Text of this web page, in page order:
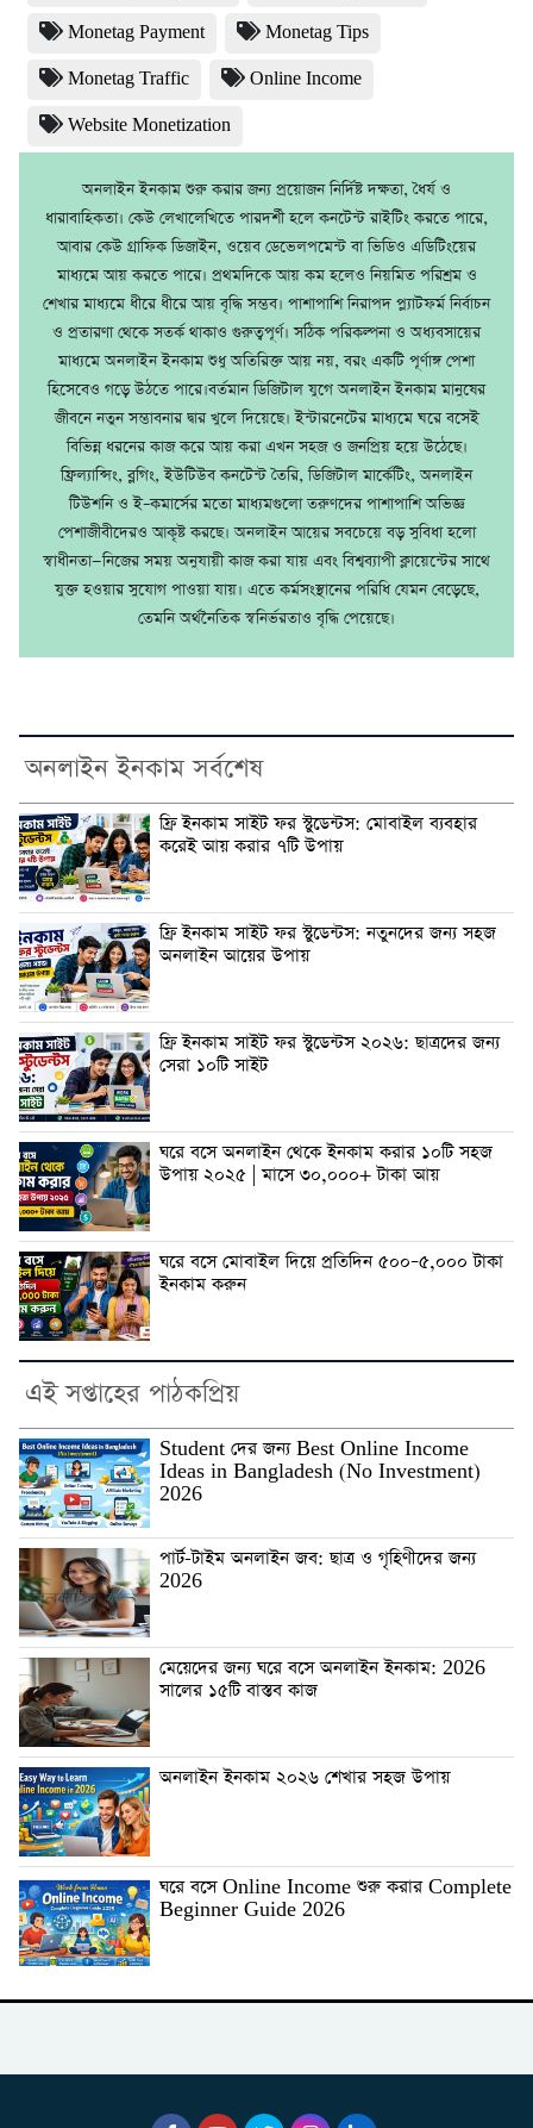
Monetag Payment Monetag Tips
Monetag Traffic Online Income
Website Monetization
অনলাইন ইনকাম শুরু করার জন্য প্রয়োজন নির্দিষ্ট দক্ষতা, ধৈর্য ও
ধারাবাহিকতা। কেউ লেখালেখিতে পারদর্শী হলে কনটেন্ট রাইটিং করতে পারে,
আবার কেউ গ্রাফিক ডিজাইন, ওয়েব ডেভেলপমেন্ট বা ভিডিও এডিটিংয়ের
মাধ্যমে আয় করতে পারে। প্রথমদিকে আয় কম হলেও নিয়মিত পরিশ্রম ও
শেখার মাধ্যমে ধীরে ধীরে আয় বৃদ্ধি সম্ভব। পাশাপাশি নিরাপদ প্ল্যাটফর্ম নির্বাচন
ও প্রতারণা থেকে সতর্ক থাকাও গুরুত্বপূর্ণ। সঠিক পরিকল্পনা ও অধ্যবসায়ের
মাধ্যমে অনলাইন ইনকাম শুধু অতিরিক্ত আয় নয়, বরং একটি পূর্ণাঙ্গ পেশা
হিসেবেও গড়ে উঠতে পারে।বর্তমান ডিজিটাল যুগে অনলাইন ইনকাম মানুষের
জীবনে নতুন সম্ভাবনার দ্বার খুলে দিয়েছে। ইন্টারনেটের মাধ্যমে ঘরে বসেই
বিভিন্ন ধরনের কাজ করে আয় করা এখন সহজ ও জনপ্রিয় হয়ে উঠেছে।
ফ্রিল্যান্সিং, ব্লগিং, ইউটিউব কনটেন্ট তৈরি, ডিজিটাল মার্কেটিং, অনলাইন
টিউশনি ও ই–কমার্সের মতো মাধ্যমগুলো তরুণদের পাশাপাশি অভিজ্ঞ
পেশাজীবীদেরও আকৃষ্ট করছে। অনলাইন আয়ের সবচেয়ে বড় সুবিধা হলো
স্বাধীনতা—নিজের সময় অনুযায়ী কাজ করা যায় এবং বিশ্বব্যাপী ক্লায়েন্টের সাথে
যুক্ত হওয়ার সুযোগ পাওয়া যায়। এতে কর্মসংস্থানের পরিধি যেমন বেড়েছে,
তেমনি অর্থনৈতিক স্বনির্ভরতাও বৃদ্ধি পেয়েছে।
অনলাইন ইনকাম সর্বশেষ
ফ্রি ইনকাম সাইট ফর স্টুডেন্টস: মোবাইল ব্যবহার
করেই আয় করার ৭টি উপায়
ফ্রি ইনকাম সাইট ফর স্টুডেন্টস: নতুনদের জন্য সহজ
অনলাইন আয়ের উপায়
ফ্রি ইনকাম সাইট ফর স্টুডেন্টস ২০২৬: ছাত্রদের জন্য
সেরা ১০টি সাইট
ঘরে বসে অনলাইন থেকে ইনকাম করার ১০টি সহজ
উপায় ২০২৫ | মাসে ৩০,০০০+ টাকা আয়
ঘরে বসে মোবাইল দিয়ে প্রতিদিন ৫০০–৫,০০০ টাকা
ইনকাম করুন
এই সপ্তাহের পাঠকপ্রিয়
Student দের জন্য Best Online Income
Ideas in Bangladesh (No Investment)
2026
পার্ট-টাইম অনলাইন জব: ছাত্র ও গৃহিণীদের জন্য
2026
মেয়েদের জন্য ঘরে বসে অনলাইন ইনকাম: 2026
সালের ১৫টি বাস্তব কাজ
অনলাইন ইনকাম ২০২৬ শেখার সহজ উপায়
ঘরে বসে Online Income শুরু করার Complete
Beginner Guide 2026